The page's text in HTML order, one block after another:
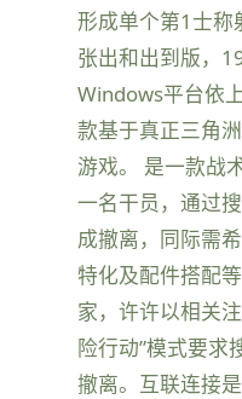
形成单个第1士
张出和出到版，
Windows平台依
款基于真正三角
游戏。 是一款战
一名干员，通过
成撤离，同际需
特化及配件搭配
家，许许以相关
险行动”模式要求
撤离。互联连接